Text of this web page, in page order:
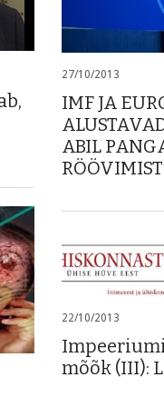
27/10/2013
IMF JA
ABIL
RÖÖVIMIST
22/10/2013
mõõk (III):